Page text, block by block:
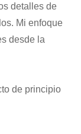
detalles de
Mi enfoque
desde la
de principio